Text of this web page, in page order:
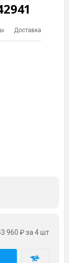
Доставка
960 ₽за 4 шт